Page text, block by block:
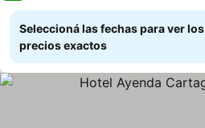
Seleccioná las fechas para ver los
precios exactos